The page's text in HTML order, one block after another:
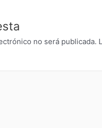
no será publicada.